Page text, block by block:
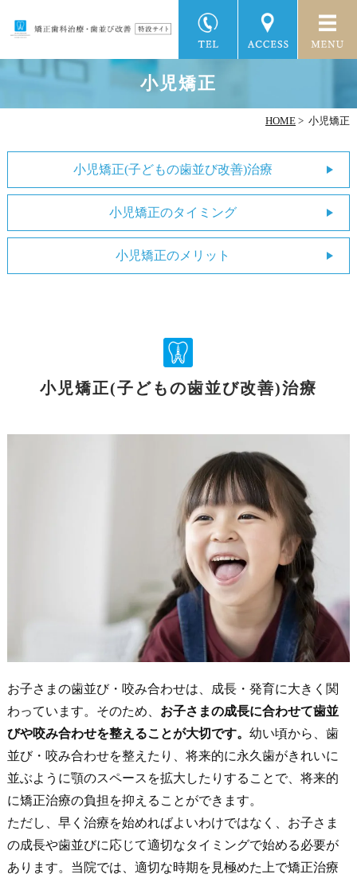
小児矯正
HOME > 小児矯正
小児矯正(子どもの歯並び改善)治療
小児矯正のタイミング
小児矯正のメリット
小児矯正(子どもの歯並び改善)治療
お子さまの歯並び・咬み合わせは、成長・発育に大きく関
わっています。そのため、 お子さまの成長に合わせて歯並
びや咬み合わせを整えることが大切です。 幼い頃から、歯
並び・咬み合わせを整えたり、将来的に永久歯がきれいに
並ぶように顎のスペースを拡大したりすることで、将来的
に矯正治療の負担を抑えることができます。
ただし、早く治療を始めればよいわけではなく、お子さま
の成長や歯並びに応じて適切なタイミングで始める必要が
あります。当院では、適切な時期を見極めた上で矯正治療